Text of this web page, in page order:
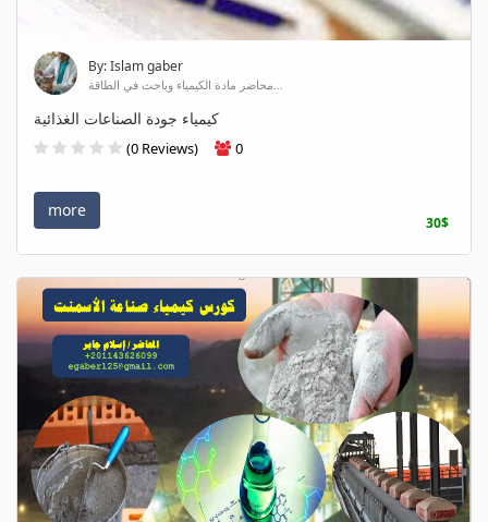
By: Islam gaber
محاضر مادة الكيمياء وباحث في الطاقة...
كيمياء جودة الصناعات الغذائية
(0 Reviews) 0
more
30$